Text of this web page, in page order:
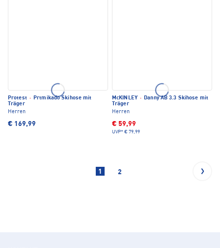
Protest · Prtmikado Skihose mit
Träger
Herren
€ 169,99
McKINLEY · Danny AB 3.3 Skihose mit
Träger
Herren
€ 59,99
UVP* € 79,99
1 2